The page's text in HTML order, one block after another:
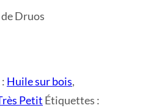
Druos
Huile sur bois,
Petit Étiquettes :